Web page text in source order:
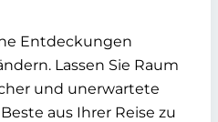
Entdeckungen
Lassen Sie Raum
und unerwartete
aus Ihrer Reise zu